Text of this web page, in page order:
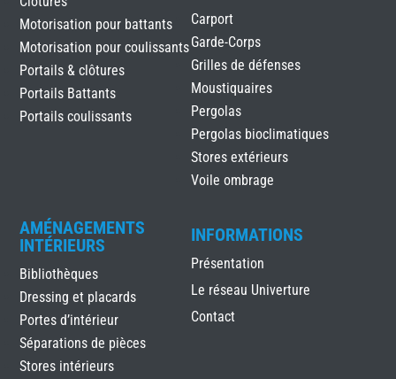
Motorisation pour battants
Motorisation pour coulissants
Portails & clôtures
Portails Battants
Portails coulissants
Carport
Garde-Corps
Grilles de défenses
Moustiquaires
Pergolas
Pergolas bioclimatiques
Stores extérieurs
Voile ombrage
AMÉNAGEMENTS
INTÉRIEURS
Bibliothèques
Dressing et placards
Portes d’intérieur
Séparations de pièces
Stores intérieurs
INFORMATIONS
Présentation
Le réseau Univerture
Contact